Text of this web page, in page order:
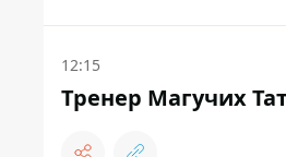
12:15
Тренер Магучих